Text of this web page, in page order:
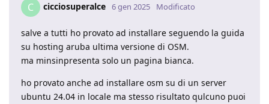
C cicciosuperalce 6 gen 2025 Modificato
salve a tutti ho provato ad installare seguendo la guida
su hosting aruba ultima versione di OSM.
ma minsinpresenta solo un pagina bianca.
ho provato anche ad installare osm su di un server
ubuntu 24.04 in locale ma stesso risultato qulcuno puoi